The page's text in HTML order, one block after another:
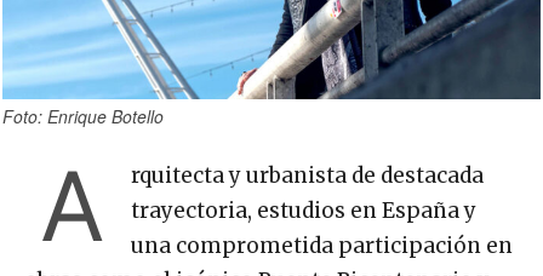
Foto: Enrique Botello
A
rquitecta y urbanista de destacada
trayectoria, estudios en España y
una comprometida participación en